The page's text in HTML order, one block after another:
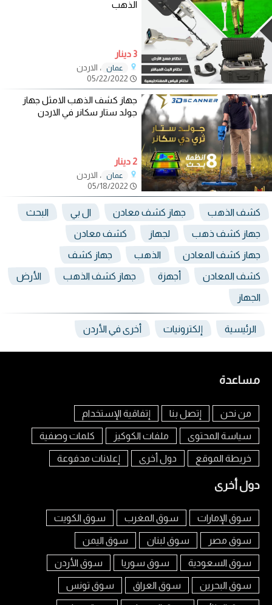
الذهب
3 دينار
عمان ، الاردن
جهاز كشف الذهب الامثل جهاز
جولد ستار سكانر في الاردن
2 دينار
عمان ، الاردن
كشف الذهب جهاز كشف معادن ال بي البحث
جهاز كشف ذهب لجهاز كشف معادن
جهاز كشف المعادن الذهب جهاز كشف
كشف المعادن أجهزة جهاز كشف الذهب الأرض
الجهاز
الرئيسية إلكترونيات أخرى في الأردن
مساعدة
من نحن إتصل بنا إتفاقية الإستخدام
سياسة المحتوى ملفات الكوكيز كلمات وصفية
خريطة الموقع دول أخرى إعلانات مدفوعة
دول أخرى
سوق الإمارات سوق المغرب سوق الكويت
سوق مصر سوق لبنان سوق اليمن
سوق السعودية سوق سوريا سوق الأردن
سوق البحرين سوق العراق سوق تونس